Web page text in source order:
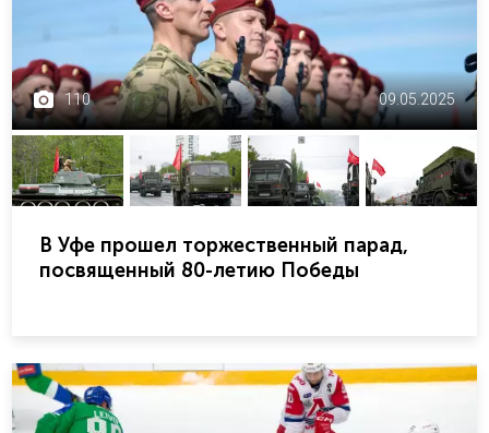
110 09.05.2025
В Уфе прошел торжественный парад,
посвященный 80-летию Победы